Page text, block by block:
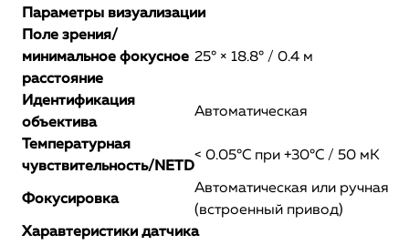
Параметры визуализации
Поле зрения/
минимальное фокусное
расстояние
25° × 18.8° / 0.4 м
Идентификация
объектива
Автоматическая
Температурная
чувствительность/NETD
< 0.05°C при +30°C / 50 мК
Фокусировка
Автоматическая или ручная
(встроенный привод)
Харавтеристики датчика